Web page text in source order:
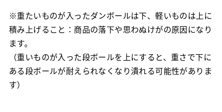
※重たいものが入ったダンボールは下、軽いものは上に
積み上げること：商品の落下や思わぬけがの原因になり
ます。
（重いものが入った段ボールを上にすると、重さで下に
ある段ボールが耐えられなくなり潰れる可能性がありま
す）